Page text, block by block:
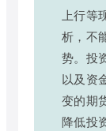
上行等
析，不
势。投
以及资
变的期
降低投